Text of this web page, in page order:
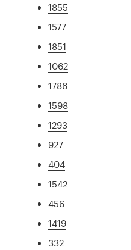
1855
1577
1851
1062
1786
1598
1293
927
404
1542
456
1419
332